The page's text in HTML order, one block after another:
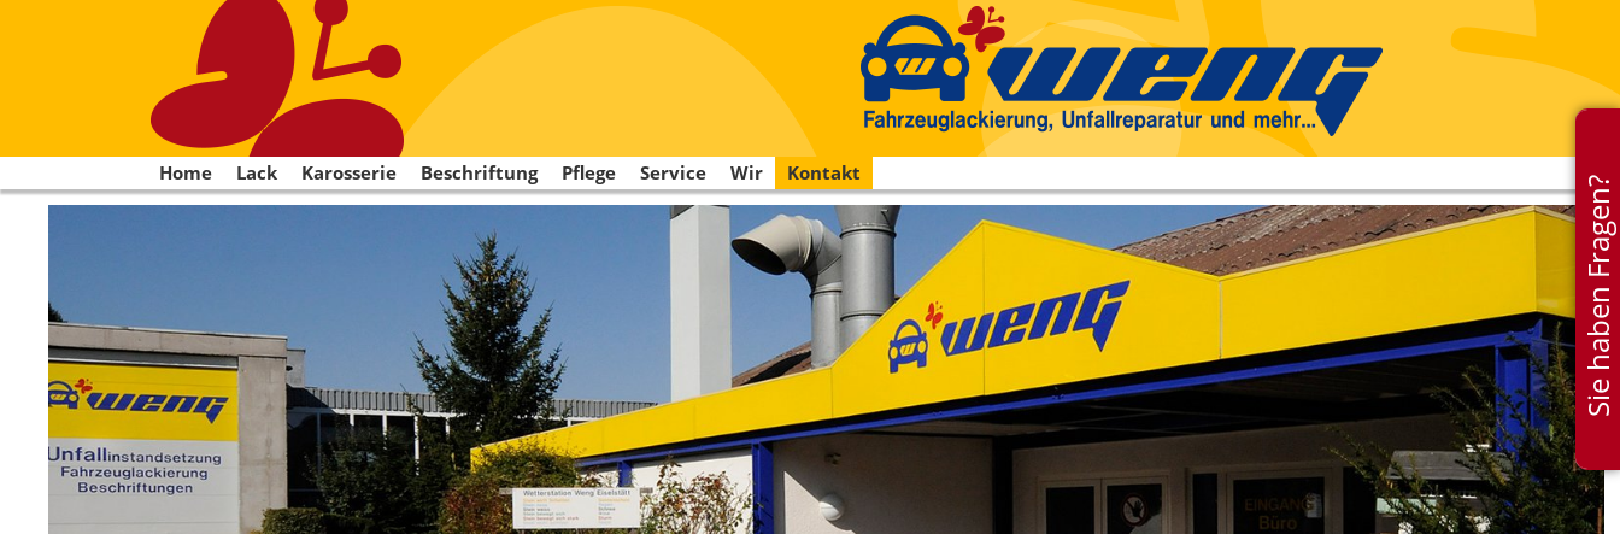
Sie haben Fragen?
Home Lack Karosserie Beschriftung Pflege Service Wir Kontakt